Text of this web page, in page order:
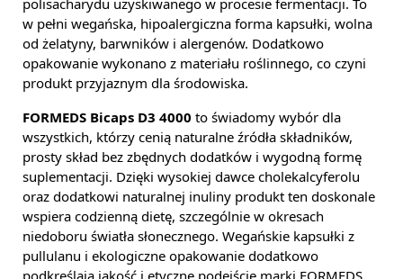
polisacharydu uzyskiwanego w procesie fermentacji. To
w pełni wegańska, hipoalergiczna forma kapsułki, wolna
od żelatyny, barwników i alergenów. Dodatkowo
opakowanie wykonano z materiału roślinnego, co czyni
produkt przyjaznym dla środowiska.
FORMEDS Bicaps D3 4000 to świadomy wybór dla
wszystkich, którzy cenią naturalne źródła składników,
prosty skład bez zbędnych dodatków i wygodną formę
suplementacji. Dzięki wysokiej dawce cholekalcyferolu
oraz dodatkowi naturalnej inuliny produkt ten doskonale
wspiera codzienną dietę, szczególnie w okresach
niedoboru światła słonecznego. Wegańskie kapsułki z
pullulanu i ekologiczne opakowanie dodatkowo
podkreślają jakość i etyczne podejście marki FORMEDS.